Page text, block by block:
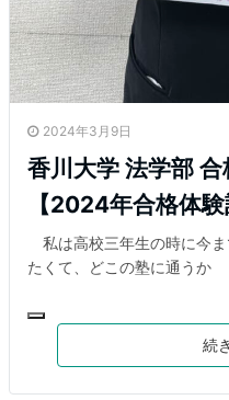
2024年3月9日
香川大学 法学部
【2024年合格体験
私は高校三年生の時に今ま
たくて、どこの塾に通うか
続